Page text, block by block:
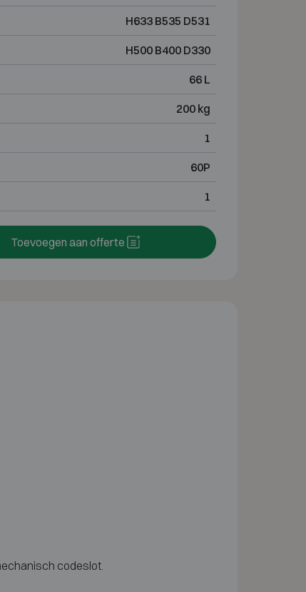
H633 B535 D531
H500 B400 D330
66 L
200 kg
1
60P
1
Toevoegen aan offerte
codeslot.